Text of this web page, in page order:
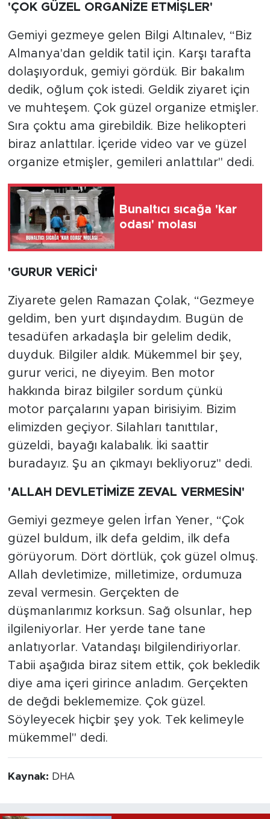
'ÇOK GÜZEL ORGANİZE ETMİŞLER'
Gemiyi gezmeye gelen Bilgi Altınalev, “Biz
Almanya'dan geldik tatil için. Karşı tarafta
dolaşıyorduk, gemiyi gördük. Bir bakalım
dedik, oğlum çok istedi. Geldik ziyaret için
ve muhteşem. Çok güzel organize etmişler.
Sıra çoktu ama girebildik. Bize helikopteri
biraz anlattılar. İçeride video var ve güzel
organize etmişler, gemileri anlattılar" dedi.
Bunaltıcı sıcağa 'kar
odası' molası
'GURUR VERİCİ'
Ziyarete gelen Ramazan Çolak, “Gezmeye
geldim, ben yurt dışındaydım. Bugün de
tesadüfen arkadaşla bir gelelim dedik,
duyduk. Bilgiler aldık. Mükemmel bir şey,
gurur verici, ne diyeyim. Ben motor
hakkında biraz bilgiler sordum çünkü
motor parçalarını yapan birisiyim. Bizim
elimizden geçiyor. Silahları tanıttılar,
güzeldi, bayağı kalabalık. İki saattir
buradayız. Şu an çıkmayı bekliyoruz" dedi.
'ALLAH DEVLETİMİZE ZEVAL VERMESİN'
Gemiyi gezmeye gelen İrfan Yener, “Çok
güzel buldum, ilk defa geldim, ilk defa
görüyorum. Dört dörtlük, çok güzel olmuş.
Allah devletimize, milletimize, ordumuza
zeval vermesin. Gerçekten de
düşmanlarımız korksun. Sağ olsunlar, hep
ilgileniyorlar. Her yerde tane tane
anlatıyorlar. Vatandaşı bilgilendiriyorlar.
Tabii aşağıda biraz sitem ettik, çok bekledik
diye ama içeri girince anladım. Gerçekten
de değdi beklememize. Çok güzel.
Söyleyecek hiçbir şey yok. Tek kelimeyle
mükemmel" dedi.
Kaynak: DHA